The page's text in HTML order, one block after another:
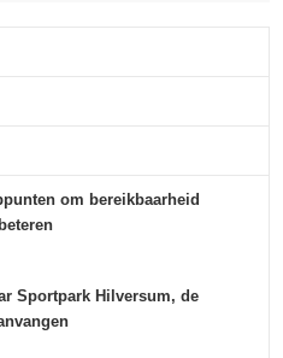
om bereikbaarheid
Sportpark Hilversum, de